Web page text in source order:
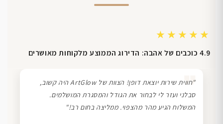
★★★★★
4.9 כוכבים של אהבה: הדירוג הממוצע מלקוחות מאושרים
❞
"חווית שירות יוצאת דופן! הצוות של ArtGlow היה קשוב,
סבלני ועזר לי לבחור את הגודל והמסגרת המושלמים.
המשלוח הגיע מהר מהצפוי. ממליצה בחום רב!"